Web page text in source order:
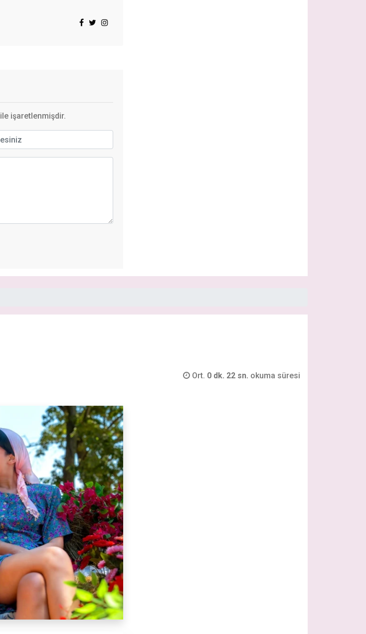
ile işaretlenmişdir.
Ort. 0 dk. 22 sn. okuma süresi